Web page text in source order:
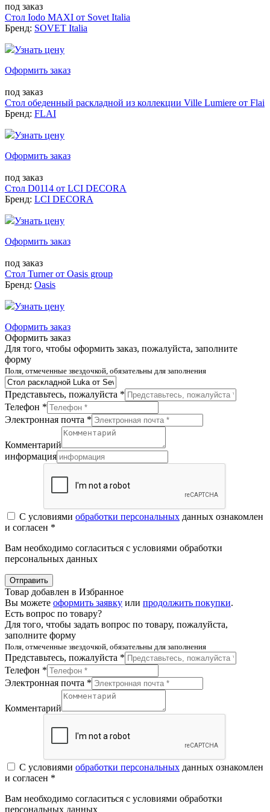
под заказ
Стол Iodo MAXI от Sovet Italia
Бренд: SOVET Italia
Узнать цену
Оформить заказ
под заказ
Стол обеденный раскладной из коллекции Ville Lumiere от Flai
Бренд: FLAI
Узнать цену
Оформить заказ
под заказ
Стол D0114 от LCI DECORA
Бренд: LCI DECORA
Узнать цену
Оформить заказ
под заказ
Стол Turner от Oasis group
Бренд: Oasis
Узнать цену
Оформить заказ
Оформить заказ
Для того, чтобы оформить заказ, пожалуйста, заполните
форму
Поля, отмеченные звездочкой, обязательны для заполнения
Представьтесь, пожалуйста *
Телефон *
Электронная почта *
Комментарий
информация
С условиями обработки персональных данных ознакомлен
и согласен *
Вам необходимо согласиться с условиями обработки
персональных данных
Отправить
Товар добавлен в Избранное
Вы можете оформить заявку или продолжить покупки.
Есть вопрос по товару?
Для того, чтобы задать вопрос по товару, пожалуйста,
заполните форму
Поля, отмеченные звездочкой, обязательны для заполнения
Представьтесь, пожалуйста *
Телефон *
Электронная почта *
Комментарий
С условиями обработки персональных данных ознакомлен
и согласен *
Вам необходимо согласиться с условиями обработки
персональных данных